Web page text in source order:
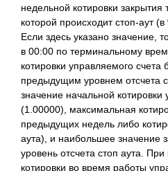
недельной котировки закрытия
которой происходит стоп-аут (в
Если здесь указано значение,
в 00:00 по терминальному
котировки управляемого счета
предыдущим уровнем отсчета
значение начальной котировки
(1.00000), максимальная
предыдущих недель либо
аута), и наибольшее значение
уровень отсчета стоп аута.
котировки во время работы